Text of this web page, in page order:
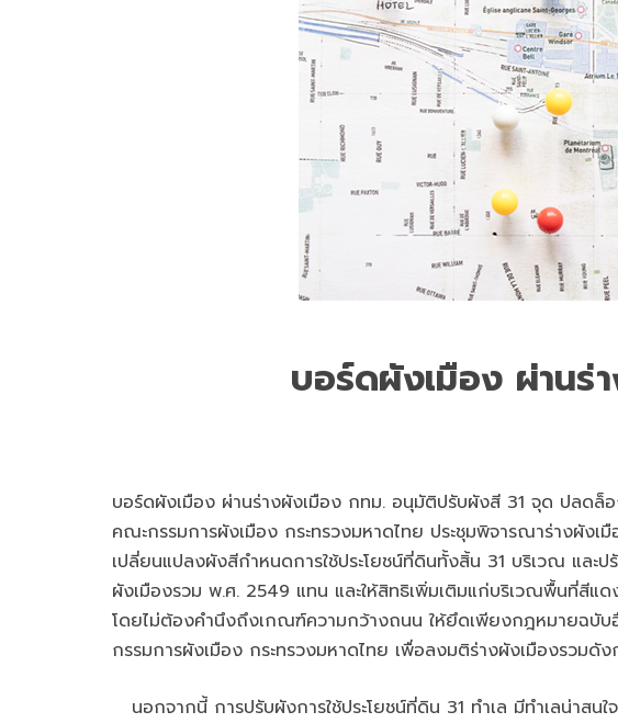
บอร์ดผังเมือง ผ่านร่
บอร์ดผังเมือง ผ่านร่างผังเมือง กทม. อนุมัติปรับผังสี 31 จุด ปลด
คณะกรรมการผังเมือง กระทรวงมหาดไทย ประชุมพิจารณาร่างผัง
เปลี่ยนแปลงผังสีกำหนดการใช้ประโยชน์ที่ดินทั้งสิ้น 31 บริเวณ และ
ผังเมืองรวม พ.ศ. 2549 แทน และให้สิทธิเพิ่มเติมแก่บริเวณพื้นที่สี
โดยไม่ต้องคำนึงถึงเกณฑ์ความกว้างถนน ให้ยึดเพียงกฎหมายฉบั
กรรมการผังเมือง กระทรวงมหาดไทย เพื่อลงมติร่างผังเมืองรวมดัง
นอกจากนี้ การปรับผังการใช้ประโยชน์ที่ดิน 31 ทำเล มีทำเลน่าส